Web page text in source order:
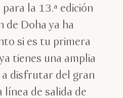
la 13.ª edición
de Doha ya ha
si es tu primera
tienes una amplia
a disfrutar del gran
línea de salida de